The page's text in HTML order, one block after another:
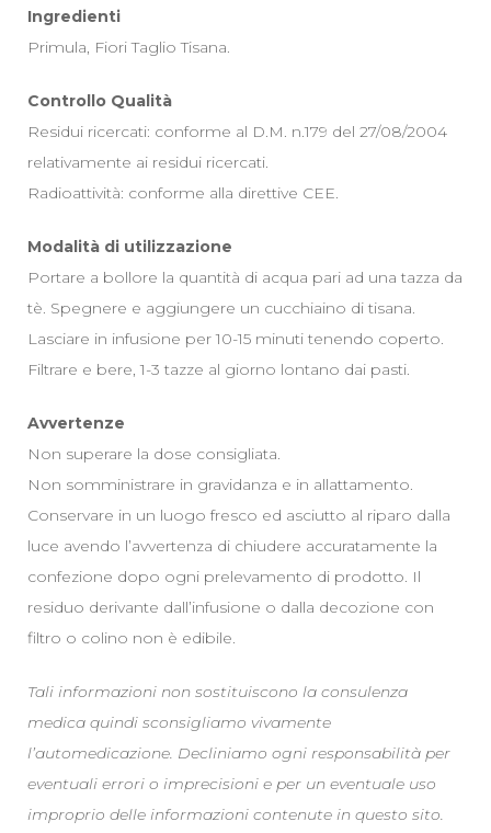
Ingredienti
Primula, Fiori Taglio Tisana.
Controllo Qualità
Residui ricercati: conforme al D.M. n.179 del 27/08/2004
relativamente ai residui ricercati.
Radioattività: conforme alla direttive CEE.
Modalità di utilizzazione
Portare a bollore la quantità di acqua pari ad una tazza da
tè. Spegnere e aggiungere un cucchiaino di tisana.
Lasciare in infusione per 10-15 minuti tenendo coperto.
Filtrare e bere, 1-3 tazze al giorno lontano dai pasti.
Avvertenze
Non superare la dose consigliata.
Non somministrare in gravidanza e in allattamento.
Conservare in un luogo fresco ed asciutto al riparo dalla
luce avendo l’avvertenza di chiudere accuratamente la
confezione dopo ogni prelevamento di prodotto. Il
residuo derivante dall’infusione o dalla decozione con
filtro o colino non è edibile.
Tali informazioni non sostituiscono la consulenza
medica quindi sconsigliamo vivamente
l’automedicazione. Decliniamo ogni responsabilità per
eventuali errori o imprecisioni e per un eventuale uso
improprio delle informazioni contenute in questo sito.